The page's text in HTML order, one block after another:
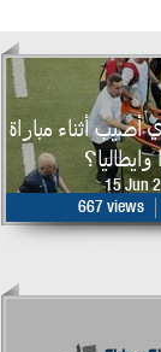
أصيب أثناء مباراة
وايطاليا؟
15 Jun
667 views